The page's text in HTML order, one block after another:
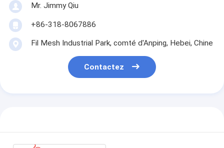
Mr. Jimmy Qiu
+86-318-8067886
Fil Mesh Industrial Park, comté d'Anping, Hebei, Chine
Contactez